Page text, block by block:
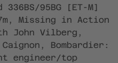
95BG [ET-M]
Missing in Action
John Vilberg,
Bombardier:
engineer/top